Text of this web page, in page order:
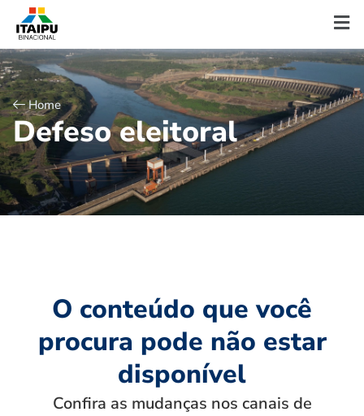
Home
Defeso eleitoral
O conteúdo que você
procura pode não estar
disponível
Confira as mudanças nos canais de